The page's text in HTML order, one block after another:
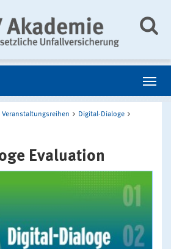
Veranstaltungsreihen
Digital-Dialoge
Evaluation